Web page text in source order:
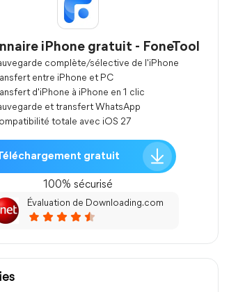
iPhone gratuit - FoneTool
complète/sélective de l'iPhone
entre iPhone et PC
d'iPhone à iPhone en 1 clic
et transfert WhatsApp
totale avec iOS 27
gratuit
100% sécurisé
Évaluation de Downloading.com